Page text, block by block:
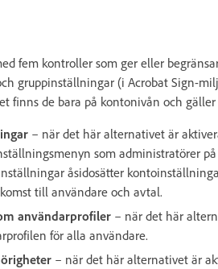
fem kontroller som ger eller
gruppinställningar (i Acrobat Sign-
finns de bara på kontonivån och gäller
– när det här alternativet är
som administratörer
åsidosätter
till användare och avtal.
användarprofiler – när det här
för alla användare.
– när det här alternativet är